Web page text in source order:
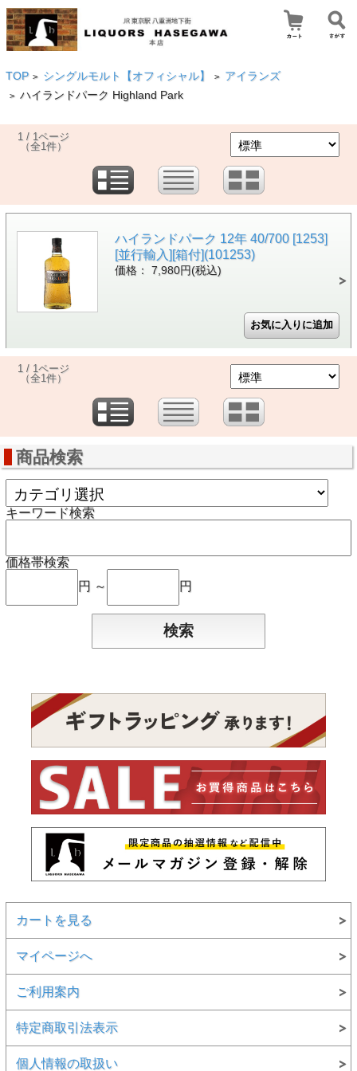
TOP > シングルモルト【オフィシャル】 > アイランズ
> ハイランドパーク Highland Park
1 / 1ページ
（全1件）
ハイランドパーク 12年 40/700 [1253]
[並行輸入][箱付](101253)
価格： 7,980円(税込)
1 / 1ページ
（全1件）
商品検索
キーワード検索
価格帯検索
円 ～
円
カートを見る
マイページへ
ご利用案内
特定商取引法表示
個人情報の取扱い